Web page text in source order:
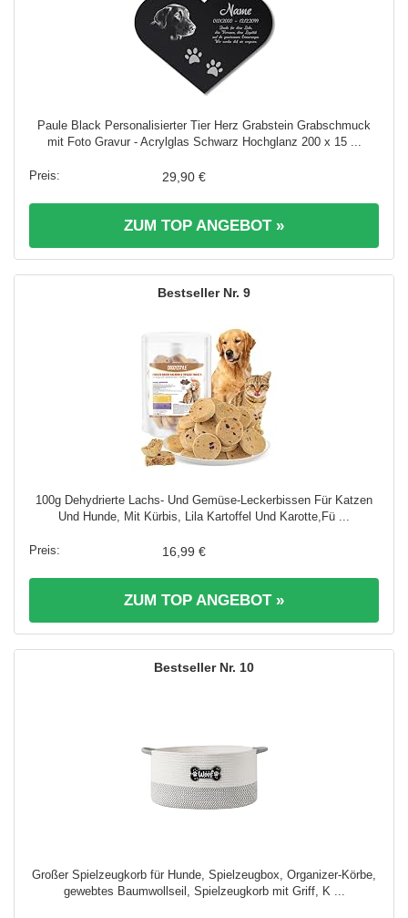
Paule Black Personalisierter Tier Herz Grabstein Grabschmuck
mit Foto Gravur - Acrylglas Schwarz Hochglanz 200 x 15 ...
29,90 €
ZUM TOP ANGEBOT »
9
100g Dehydrierte Lachs- Und Gemüse-Leckerbissen Für Katzen
Und Hunde, Mit Kürbis, Lila Kartoffel Und Karotte,Fü ...
16,99 €
ZUM TOP ANGEBOT »
10
Großer Spielzeugkorb für Hunde, Spielzeugbox, Organizer-Körbe,
gewebtes Baumwollseil, Spielzeugkorb mit Griff, K ...